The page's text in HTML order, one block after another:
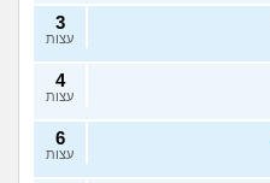
3
עצות
4
עצות
6
עצות